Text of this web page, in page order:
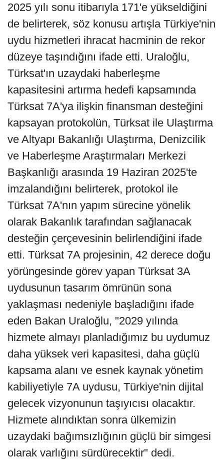
2025 yılı sonu itibarıyla 171'e yükseldiğini
de belirterek, söz konusu artışla Türkiye'nin
uydu hizmetleri ihracat hacminin de rekor
düzeye taşındığını ifade etti. Uraloğlu,
Türksat'ın uzaydaki haberleşme
kapasitesini artırma hedefi kapsamında
Türksat 7A'ya ilişkin finansman desteğini
kapsayan protokolün, Türksat ile Ulaştırma
ve Altyapı Bakanlığı Ulaştırma, Denizcilik
ve Haberleşme Araştırmaları Merkezi
Başkanlığı arasında 19 Haziran 2025'te
imzalandığını belirterek, protokol ile
Türksat 7A'nın yapım sürecine yönelik
olarak Bakanlık tarafından sağlanacak
desteğin çerçevesinin belirlendiğini ifade
etti. Türksat 7A projesinin, 42 derece doğu
yörüngesinde görev yapan Türksat 3A
uydusunun tasarım ömrünün sona
yaklaşması nedeniyle başladığını ifade
eden Bakan Uraloğlu, "2029 yılında
hizmete almayı planladığımız bu uydumuz
daha yüksek veri kapasitesi, daha güçlü
kapsama alanı ve esnek kaynak yönetim
kabiliyetiyle 7A uydusu, Türkiye'nin dijital
gelecek vizyonunun taşıyıcısı olacaktır.
Hizmete alındıktan sonra ülkemizin
uzaydaki bağımsızlığının güçlü bir simgesi
olarak varlığını sürdürecektir" dedi.